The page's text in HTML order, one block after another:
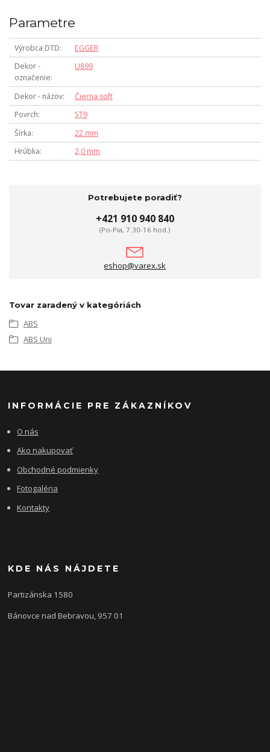
Parametre
Výrobca DTD
EGGER
Dekor -
označenie
U899
Dekor - názov
Čierna soft
Povrch
ST9
Šírka
22 mm
Hrúbka
2,0 mm
Potrebujete poradiť?
+421 910 940 840
(Po-Pia, 7.30-16 hod.)
eshop@varex.sk
Tovar zaradený v kategóriách
ABS
ABS Uni
INFORMÁCIE PRE ZÁKAZNÍKOV
O nás
Ako nakupovať
Obchodné podmienky
Fotogaléria
Kontakty
KDE NÁS NÁJDETE
Partizánska 1580
Bánovce nad Bebravou, 957 01